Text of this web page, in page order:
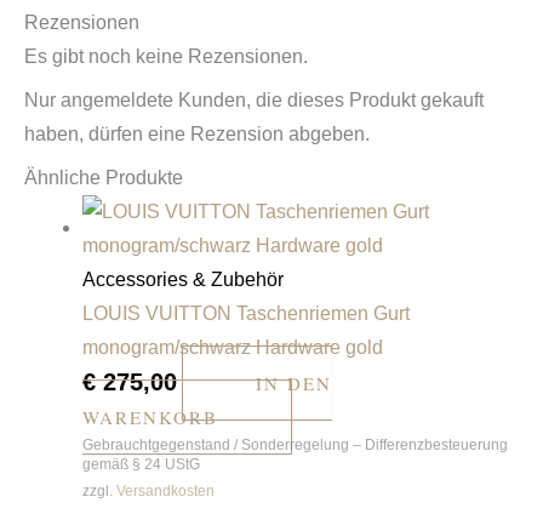
Rezensionen
Es gibt noch keine Rezensionen.
Nur angemeldete Kunden, die dieses Produkt gekauft
haben, dürfen eine Rezension abgeben.
Ähnliche Produkte
Accessories & Zubehör
LOUIS VUITTON Taschenriemen Gurt
monogram/schwarz Hardware gold
€275,00
IN DEN
WARENKORB
Gebrauchtgegenstand / Sonderregelung – Differenzbesteuerung
gemäß § 24 UStG
zzgl. Versandkosten